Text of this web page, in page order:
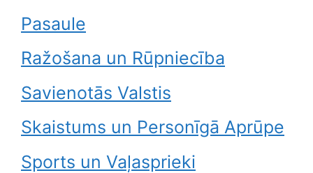
Pasaule
Ražošana un Rūpniecība
Savienotās Valstis
Skaistums un Personīgā Aprūpe
Sports un Vaļasprieki